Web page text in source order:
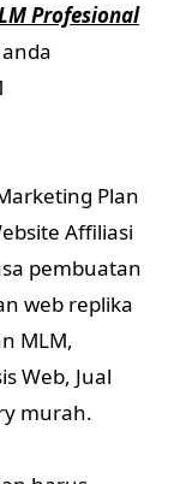
Profesional
Plan
Affiliasi
pembuatan
web replika
MLM,
Web, Jual
murah.